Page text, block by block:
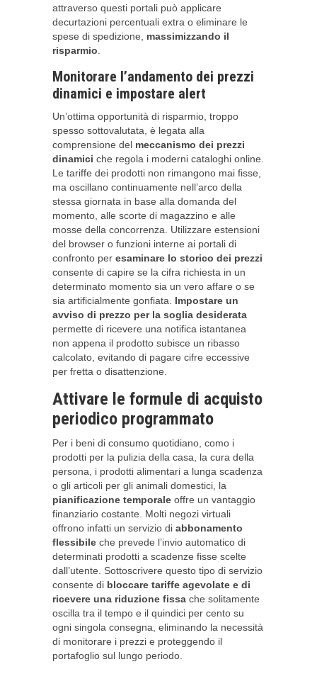
attraverso questi portali può applicare
decurtazioni percentuali extra o eliminare le
spese di spedizione, massimizzando il
risparmio
Monitorare l’andamento dei prezzi
dinamici e impostare alert
Un’ottima opportunità di risparmio, troppo
spesso sottovalutata, è legata alla
comprensione del meccanismo dei prezzi
dinamici che regola i moderni cataloghi online.
Le tariffe dei prodotti non rimangono mai fisse,
ma oscillano continuamente nell’arco della
stessa giornata in base alla domanda del
momento, alle scorte di magazzino e alle
mosse della concorrenza. Utilizzare estensioni
del browser o funzioni interne ai portali di
confronto per esaminare lo storico dei prezzi
consente di capire se la cifra richiesta in un
determinato momento sia un vero affare o se
sia artificialmente gonfiata. Impostare un
avviso di prezzo per la soglia desiderata
permette di ricevere una notifica istantanea
non appena il prodotto subisce un ribasso
calcolato, evitando di pagare cifre eccessive
per fretta o disattenzione.
Attivare le formule di acquisto
periodico programmato
Per i beni di consumo quotidiano, como i
prodotti per la pulizia della casa, la cura della
persona, i prodotti alimentari a lunga scadenza
o gli articoli per gli animali domestici, la
pianificazione temporale offre un vantaggio
finanziario costante. Molti negozi virtuali
offrono infatti un servizio di abbonamento
flessibile che prevede l’invio automatico di
determinati prodotti a scadenze fisse scelte
dall’utente. Sottoscrivere questo tipo di servizio
consente di bloccare tariffe agevolate e di
ricevere una riduzione fissa che solitamente
oscilla tra il tempo e il quindici per cento su
ogni singola consegna, eliminando la necessità
di monitorare i prezzi e proteggendo il
portafoglio sul lungo periodo.